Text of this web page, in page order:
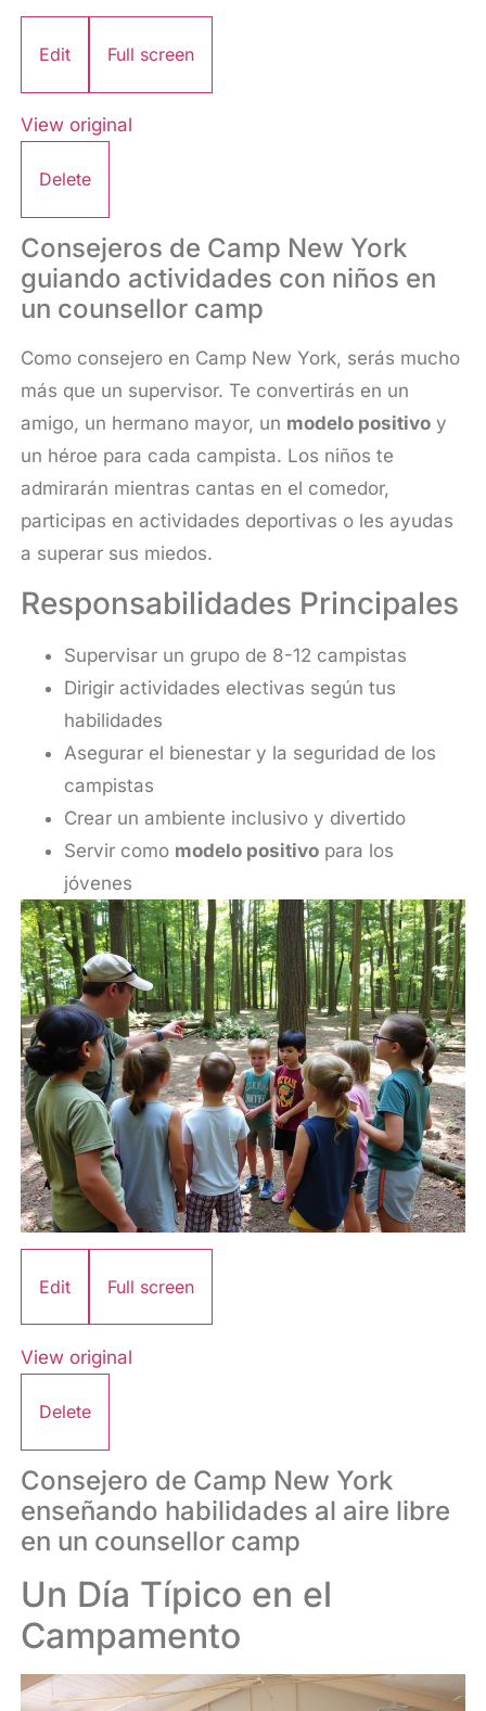
Edit Full screen
View original
Delete
Consejeros de Camp New York
guiando actividades con niños en
un counsellor camp
Como consejero en Camp New York, serás mucho
más que un supervisor. Te convertirás en un
amigo, un hermano mayor, un modelo positivoy
un héroe para cada campista. Los niños te
admirarán mientras cantas en el comedor,
participas en actividades deportivas o les ayudas
a superar sus miedos.
Responsabilidades Principales
Supervisar un grupo de 8-12 campistas
Dirigir actividades electivas según tus
habilidades
Asegurar el bienestar y la seguridad de los
campistas
Crear un ambiente inclusivo y divertido
Servir como modelo positivopara los
jóvenes
Edit Full screen
View original
Delete
Consejero de Camp New York
enseñando habilidades al aire libre
en un counsellor camp
Un Día Típico en el
Campamento